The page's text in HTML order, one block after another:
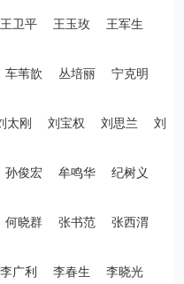
平 王玉玫 王军生
苇歆 丛培丽 宁克明
刚 刘宝权 刘思兰 刘
俊宏 牟鸣华 纪树义
晓群 张书范 张西渭
利 李春生 李晓光